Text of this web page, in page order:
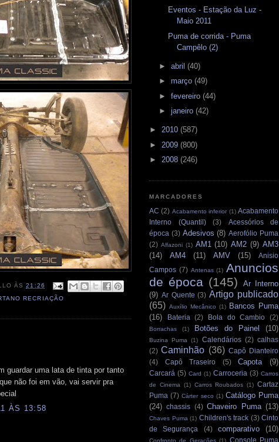
ÀS21:26
RECRIAÇÃO
guardar uma lata de tinta por tanto
não foi em vão, vai servir pra
ÀS 13:58
Eventos - Estação da Luz -
Maio 2011
Puma de corrida - Puma
Campêlo (2)
► abril (40)
► março (49)
► fevereiro (44)
► janeiro (42)
► 2010 (587)
► 2009 (800)
► 2008 (246)
MARCADORES
AC (2) Acabamento inferior (1) Acabamento
Interno (Quantil)
(3)
Acessórios de
época (3) Adesivos (8) Aerofólio Puma
(2) Alfazoni (1) AM1 (10) AM2 (9) AM3
(14)
AM4 (11) AMV (15)
Anisio
Campos (7) Antenas (1) Anuncios
de época (145)
Ar Interno
(9) Ar Quente (3) Artigo publicado
(65) Auxílio Mecânico (1)
Bancos Puma
(16)
Bateria (2) Bola do Cambio (2)
Borrachas (1) Botões do Painel (10)
Buzina Puma (1) Calendários (2) calhas
(2) Caminhão (36) Capô Dianteiro
(4)
Capô Traseiro (5) Capota (9)
Carcará (5) Card (1) Carroceria (3) Carros
de Cinema (1) Carros Roubados (1) Cartaz
Puma (7) Cárter seco (1) Catálogo Puma
(24) chassis (4) Chaveiro Puma (13)
Chaves Puma (1) Children's track (3) Cinto
de Segurança
(4) comparativo (10)
Confronto de Gerações (1) Console Puma